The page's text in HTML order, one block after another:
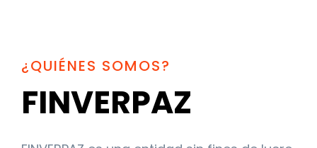
¿QUIÉNES SOMOS?
FINVERPAZ